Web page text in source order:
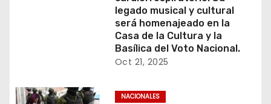
legado musical y cultural
será homenajeado en la
Casa de la Cultura y la
Basílica del Voto Nacional.
Oct 21, 2025
NACIONALES